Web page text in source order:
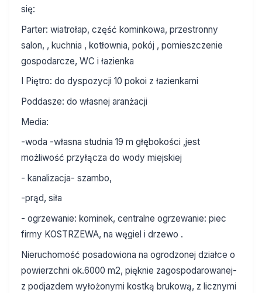
się:
Parter: wiatrołap, część kominkowa, przestronny
salon, , kuchnia , kotłownia, pokój , pomieszczenie
gospodarcze, WC i łazienka
I Piętro: do dyspozycji 10 pokoi z łazienkami
Poddasze: do własnej aranżacji
Media:
-woda -własna studnia 19 m głębokości ,jest
możliwość przyłącza do wody miejskiej
- kanalizacja- szambo,
-prąd, siła
- ogrzewanie: kominek, centralne ogrzewanie: piec
firmy KOSTRZEWA, na węgiel i drzewo .
Nieruchomość posadowiona na ogrodzonej działce o
powierzchni ok.6000 m2, pięknie zagospodarowanej-
z podjazdem wyłożonymi kostką brukową, z licznymi